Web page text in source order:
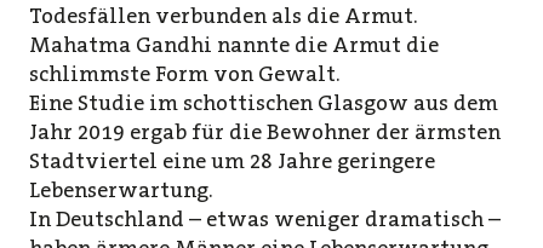
Todesfällen verbunden als die Armut.
Mahatma Gandhi nannte die Armut die
schlimmste Form von Gewalt.
Eine Studie im schottischen Glasgow aus dem
Jahr 2019 ergab für die Bewohner der ärmsten
Stadtviertel eine um 28 Jahre geringere
Lebenserwartung.
In Deutschland – etwas weniger dramatisch –